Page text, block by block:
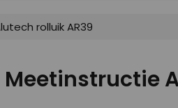
rolluik AR39
Meetinstructie